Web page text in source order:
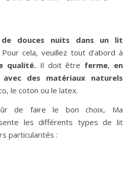
douces nuits dans un lit
Pour cela, veuillez tout d’abord à
qualité. Il doit être ferme, en
des matériaux naturels
le coton ou le latex.
de faire le bon choix, Ma
les différents types de lit
particularités :